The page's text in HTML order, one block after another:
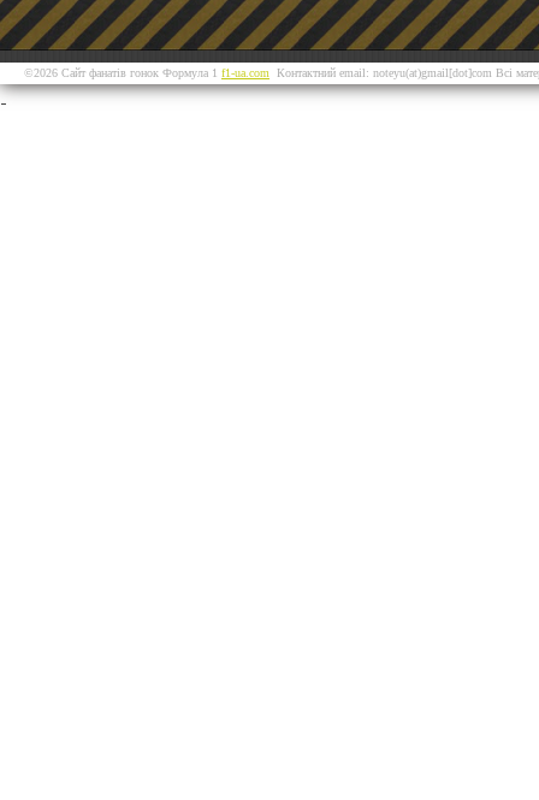
©2026 Сайт фанатів гонок Формула 1 f1-ua.com Контактний email: noteyu(at)gmail[dot]com Всі